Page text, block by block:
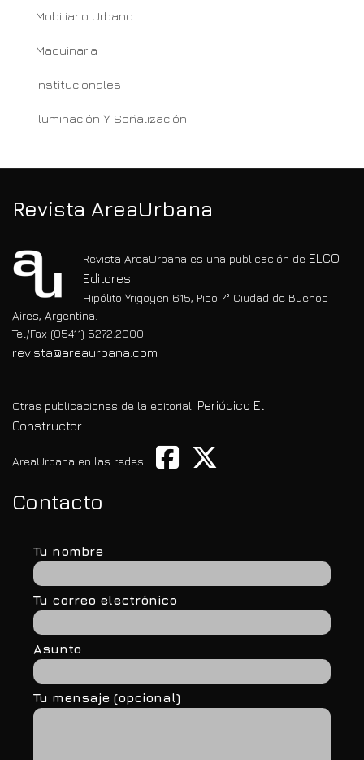
Mobiliario Urbano
Maquinaria
Institucionales
Iluminación Y Señalización
Revista AreaUrbana
Revista AreaUrbana es una publicación de ELCO
Editores.
Hipólito Yrigoyen 615, Piso 7° Ciudad de Buenos
Aires, Argentina.
Tel/Fax (05411) 5272.2000
revista@areaurbana.com
Otras publicaciones de la editorial: Periódico El
Constructor
AreaUrbana en las redes
Contacto
Tu nombre
Tu correo electrónico
Asunto
Tu mensaje (opcional)